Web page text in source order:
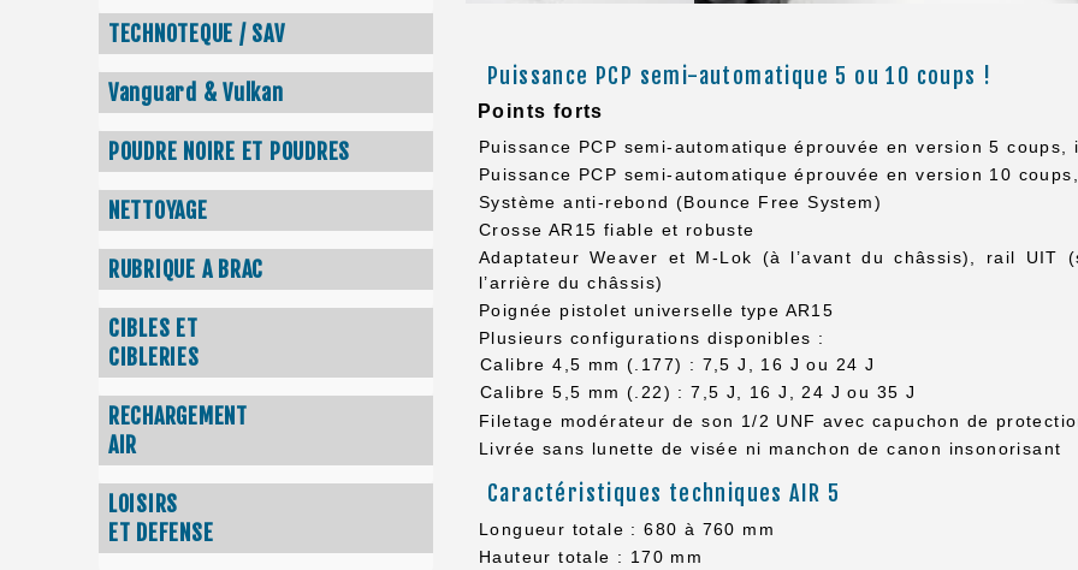
TECHNOTEQUE / SAV
Vanguard & Vulkan
POUDRE NOIRE ET POUDRES
NETTOYAGE
RUBRIQUE A BRAC
CIBLES ET
CIBLERIES
RECHARGEMENT
AIR
LOISIRS
ET DEFENSE
Puissance PCP semi-automatique 5 ou 10 coups !
Points forts
Puissance PCP semi-automatique éprouvée en version 5
Puissance PCP semi-automatique éprouvée en version 10
Système anti-rebond (Bounce Free System)
Crosse AR15 fiable et robuste
Adaptateur Weaver et M-Lok (à l’avant du châssis), rail UIT
l’arrière du châssis)
Poignée pistolet universelle type AR15
Plusieurs configurations disponibles :
Calibre 4,5 mm (.177) : 7,5 J, 16 J ou 24 J
Calibre 5,5 mm (.22) : 7,5 J, 16 J, 24 J ou 35 J
Filetage modérateur de son 1/2 UNF avec capuchon de
Livrée sans lunette de visée ni manchon de canon insonorisant
Caractéristiques techniques AIR 5
Longueur totale : 680 à 760 mm
Hauteur totale : 170 mm